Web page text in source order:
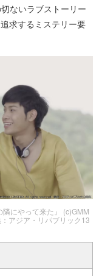
ないラブストーリー
求するミステリー要
隣にやって来た』 (c)GMM
アジア・リパブリック13